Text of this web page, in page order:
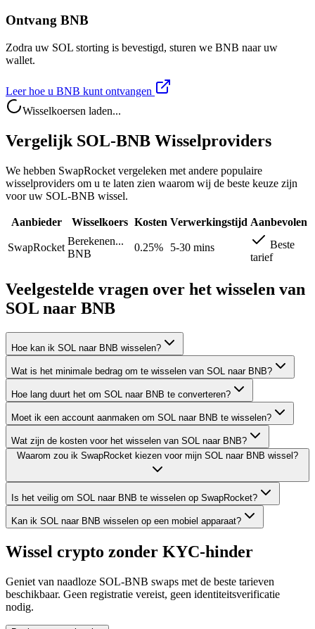
Ontvang BNB
Zodra uw SOL storting is bevestigd, sturen we BNB naar uw
wallet.
Leer hoe u BNB kunt ontvangen
Wisselkoersen laden...
Vergelijk SOL-BNB Wisselproviders
We hebben SwapRocket vergeleken met andere populaire
wisselproviders om u te laten zien waarom wij de beste keuze zijn
voor uw SOL-BNB wissel.
Aanbieder Wisselkoers Kosten Verwerkingstijd Aanbevolen
SwapRocket
Berekenen...
BNB
0.25% 5-30 mins
Beste
tarief
Veelgestelde vragen over het wisselen van
SOL naar BNB
Hoe kan ik SOL naar BNB wisselen?
Wat is het minimale bedrag om te wisselen van SOL naar BNB?
Hoe lang duurt het om SOL naar BNB te converteren?
Moet ik een account aanmaken om SOL naar BNB te wisselen?
Wat zijn de kosten voor het wisselen van SOL naar BNB?
Waarom zou ik SwapRocket kiezen voor mijn SOL naar BNB wissel?
Is het veilig om SOL naar BNB te wisselen op SwapRocket?
Kan ik SOL naar BNB wisselen op een mobiel apparaat?
Wissel crypto zonder KYC-hinder
Geniet van naadloze SOL-BNB swaps met de beste tarieven
beschikbaar. Geen registratie vereist, geen identiteitsverificatie
nodig.